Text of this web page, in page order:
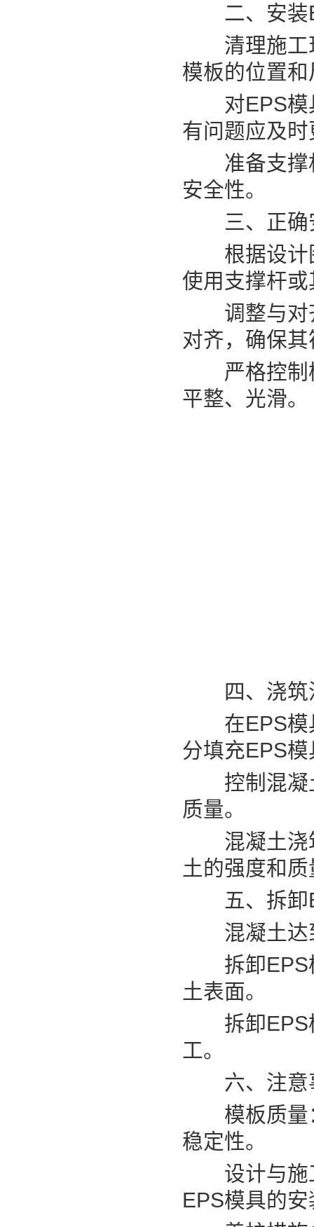
二、安装
清理施工现
模板的位置
对EPS模具
有问题应及
准备支撑杆
安全性。
三、正确
根据设计图
使用支撑杆
调整与对齐
对齐，确保
严格控制模
平整、光滑。
四、浇筑
在EPS模具
分填充EPS
控制混凝土
质量。
混凝土浇筑
土的强度和质
五、拆卸
混凝土达到
拆卸EPS模
土表面。
拆卸EPS模
工。
六、注意
模板质量：
稳定性。
设计与施工
EPS模具的